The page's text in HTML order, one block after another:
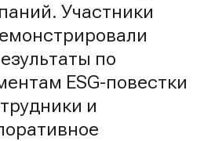
Участники
по
ESG-повестки
и